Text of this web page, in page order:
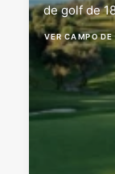
de golf de
VER CAMPO DE